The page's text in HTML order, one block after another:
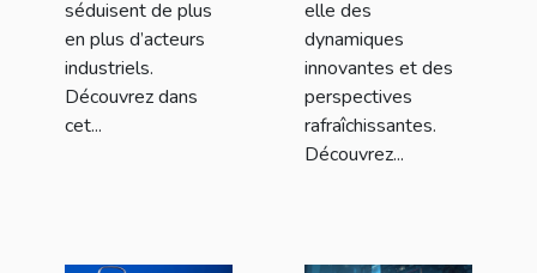
séduisent de plus
en plus d’acteurs
industriels.
Découvrez dans
cet...
elle des
dynamiques
innovantes et des
perspectives
rafraîchissantes.
Découvrez...